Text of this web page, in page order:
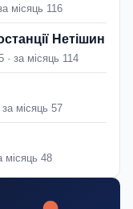
місяць 116
Нетішин
· за місяць 114
за місяць 57
місяць 48